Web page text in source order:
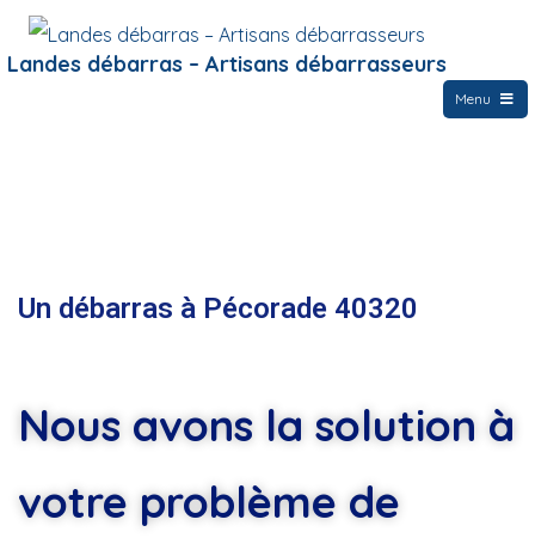
Landes débarras – Artisans débarrasseurs
Menu
Un débarras à Pécorade 40320
Nous avons la solution à
votre problème de